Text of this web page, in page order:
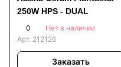
250W HPS - DUAL
0
Нет в наличии
Арт. 212126
Заказать